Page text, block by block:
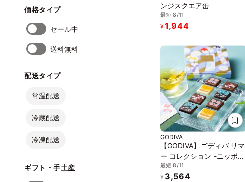
価格タイプ
セール中
送料無料
配送タイプ
常温配送
冷蔵配送
冷凍配送
ギフト・手土産
ンジスクエア缶
最短 8/11
¥1,944
GODIVA
【GODIVA】ゴディバ サマ
ー コレクション -ニッポン
の夏-（12粒入）お中元
2026
最短 8/11
¥ 3,564